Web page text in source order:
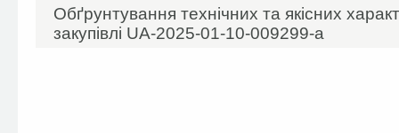
Обґрунтування технічних та якісних
закупівлі UA-2025-01-10-009299-a